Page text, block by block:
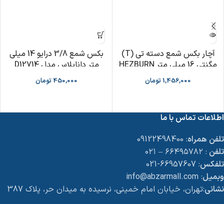
آچار بکس شمع دسته تی (T)
مگنتی 16 میلی متر HEZBURN
1,456,000 تومان
بکس شمع 3/8 درایو 14 میلی
متر داناپلاس مدل D12714
450,000 تومان
اطلاعات تماس با ما
تلفن همراه: 09122498400
تلفن : ۶۶۴۹۵۷۸۲ – ۰۲۱
تلفکس: 66957607-021
وبمیل: info@abzarmall.com
نشانی:تهران، خیابان امام خمینی، نرسیده به میدان حر، پلاک 387